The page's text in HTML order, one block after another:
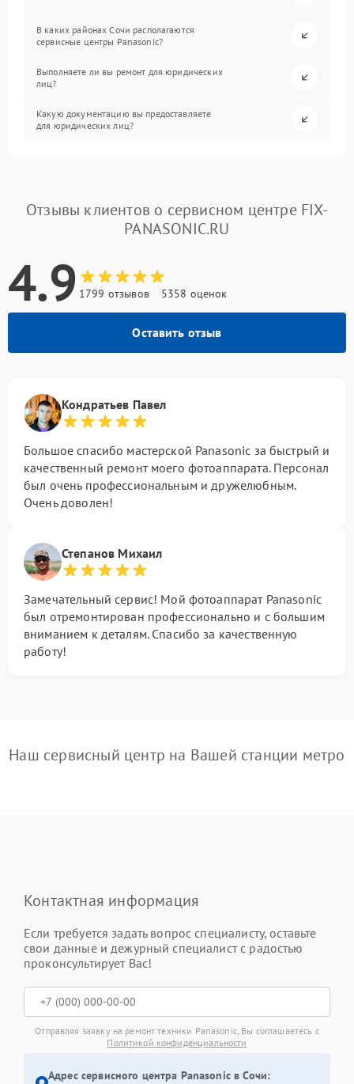
В каких районах Сочи располагаются
сервисные центры Panasonic?
Выполняете ли вы ремонт для юридических
лиц?
Какую документацию вы предоставляете
для юридических лиц?
Отзывы клиентов о сервисном центре FIX-
PANASONIC.RU
4.9 1799 отзывов 5358 оценок
Оставить отзыв
Кондратьев Павел
Большое спасибо мастерской Panasonic за быстрый и
качественный ремонт моего фотоаппарата. Персонал
был очень профессиональным и дружелюбным.
Очень доволен!
Степанов Михаил
Замечательный сервис! Мой фотоаппарат Panasonic
был отремонтирован профессионально и с большим
вниманием к деталям. Спасибо за качественную
работу!
Наш сервисный центр на Вашей станции метро
Контактная информация
Если требуется задать вопрос специалисту, оставьте
свои данные и дежурный специалист с радостью
проконсультирует Вас!
Отправляя заявку на ремонт техники Panasonic, Вы соглашаетесь с
Политикой конфиденциальности
Адрес сервисного центра Panasonic в Сочи: